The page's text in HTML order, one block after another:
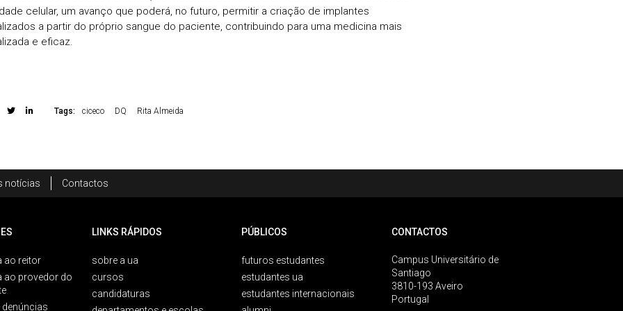
celular, um avanço que poderá, no futuro, permitir a criação de implantes
a partir do próprio sangue do paciente, contribuindo para uma medicina mais
e eficaz.
Tags: ciceco DQ Rita Almeida
notícias Contactos
ao reitor
ao provedor do
denúncias
LINKS RÁPIDOS
sobre a ua
cursos
candidaturas
PÚBLICOS
futuros estudantes
estudantes ua
estudantes internacionais
CONTACTOS
Campus Universitário de
Santiago
3810-193 Aveiro
Portugal